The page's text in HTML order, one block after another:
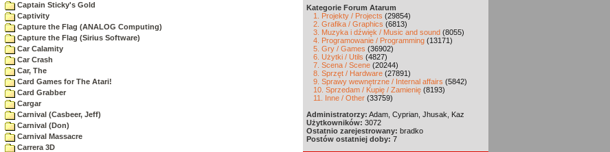
Captain Sticky's Gold
Captivity
Capture the Flag (ANALOG Computing)
Capture the Flag (Sirius Software)
Car Calamity
Car Crash
Car, The
Card Games for The Atari!
Card Grabber
Cargar
Carnival (Casbeer, Jeff)
Carnival (Don)
Carnival Massacre
Carrera 3D
Kategorie Forum Atarum
1. Projekty / Projects (29854)
2. Grafika / Graphics (6813)
3. Muzyka i dźwięk / Music and sound (8055)
4. Programowanie / Programming (13171)
5. Gry / Games (36902)
6. Użytki / Utils (4827)
7. Scena / Scene (20244)
8. Sprzęt / Hardware (27891)
9. Sprawy wewnętrzne / Internal affairs (5842)
10. Sprzedam / Kupię / Zamienię (8193)
11. Inne / Other (33759)
Administratorzy: Adam, Cyprian, Jhusak, Kaz
Użytkowników: 3072
Ostatnio zarejestrowany: bradko
Postów ostatniej doby: 7